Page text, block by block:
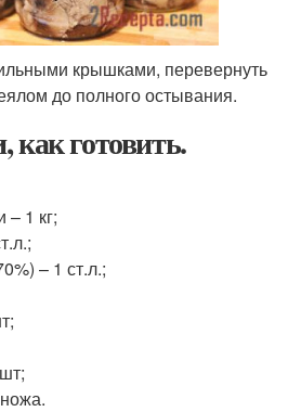
крышками, перевернуть
до полного остывания.
готовить.
1 кг;
– 1 ст.л.;